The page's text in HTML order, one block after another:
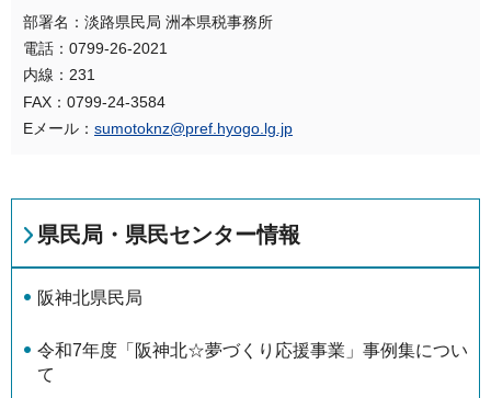
部署名：淡路県民局 洲本県税事務所
電話：0799-26-2021
内線：231
FAX：0799-24-3584
Eメール： sumotoknz@pref.hyogo.lg.jp
県民局・県民センター情報
阪神北県民局
令和7年度「阪神北☆夢づくり応援事業」事例集につい
て